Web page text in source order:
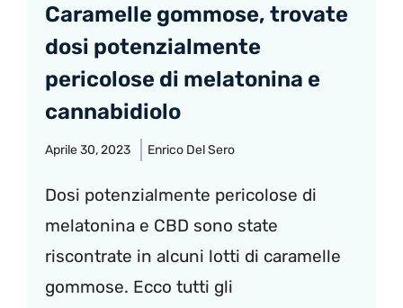
Caramelle gommose, trovate
dosi potenzialmente
pericolose di melatonina e
cannabidiolo
Aprile 30, 2023 Enrico Del Sero
Dosi potenzialmente pericolose di
melatonina e CBD sono state
riscontrate in alcuni lotti di caramelle
gommose. Ecco tutti gli